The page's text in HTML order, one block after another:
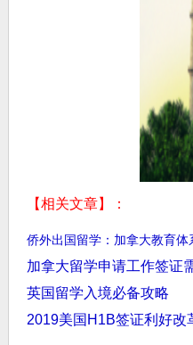
【相关文章】：
侨外出国留学：加拿大教育体
加拿大留学申请工作签证
英国留学入境必备攻略
2019美国H1B签证利好改